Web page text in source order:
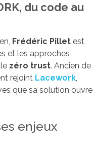
du code au
Frédéric Pillet est
et les approches
zéro trust. Ancien de
rejoint Lacework,
que sa solution ouvre
enjeux